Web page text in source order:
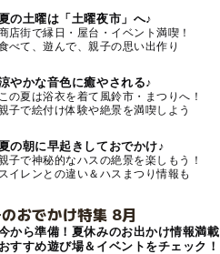
の土曜は「土曜夜市」へ♪
店街で縁日・屋台・イベント満喫！
べて、遊んで、親子の思い出作り
やかな音色に癒やされる♪
この夏は浴衣を着て風鈴市・まつりへ！
子で絵付け体験や絶景を満喫しよう
の朝に早起きしておでかけ♪
子で神秘的なハスの絶景を楽しもう！
スイレンとの違い＆ハスまつり情報も
おでかけ特集 8月
から準備！夏休みのお出かけ情報満載
おすすめ遊び場＆イベントをチェック！